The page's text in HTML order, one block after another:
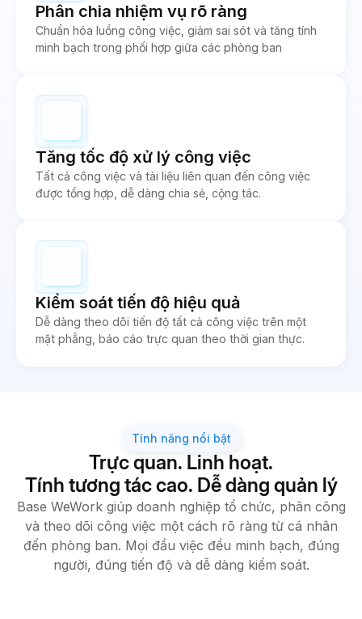
Phân chia nhiệm vụ rõ ràng
Chuẩn hóa luồng công việc, giảm sai sót và tăng tính
minh bạch trong phối hợp giữa các phòng ban
Tăng tốc độ xử lý công việc
Tất cả công việc và tài liệu liên quan đến công việc
được tổng hợp, dễ dàng chia sẻ, cộng tác.
Kiểm soát tiến độ hiệu quả
Dễ dàng theo dõi tiến độ tất cả công việc trên một
mặt phẳng, báo cáo trực quan theo thời gian thực.
Tính năng nổi bật
Trực quan. Linh hoạt.
Tính tương tác cao. Dễ dàng quản lý
Base WeWork giúp doanh nghiệp tổ chức, phân công
và theo dõi công việc một cách rõ ràng từ cá nhân
đến phòng ban. Mọi đầu việc đều minh bạch, đúng
người, đúng tiến độ và dễ dàng kiểm soát.